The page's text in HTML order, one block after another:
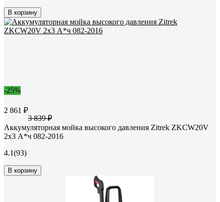
В корзину
-25%
2 861 ₽
3 839 ₽
Аккумуляторная мойка высокого давления Zitrek ZKCW20V
2x3 А*ч 082-2016
4.1(93)
В корзину